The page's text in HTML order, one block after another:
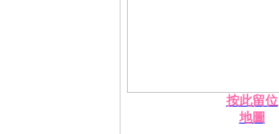
按此留位
地圖